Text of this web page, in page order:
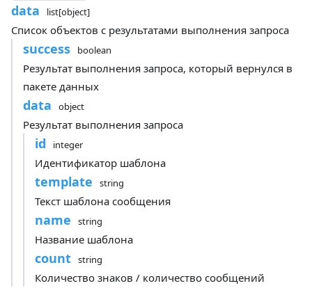
data list[object]
Список объектов с результатами выполнения запроса
success boolean
Результат выполнения запроса, который вернулся в
пакете данных
data object
Результат выполнения запроса
id integer
Идентификатор шаблона
template string
Текст шаблона сообщения
name string
Название шаблона
count string
Количество знаков / количество сообщений